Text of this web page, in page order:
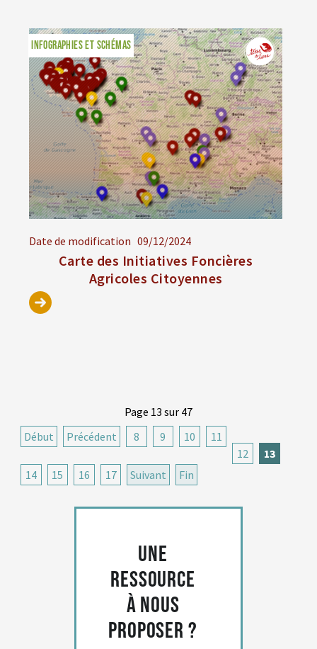
Date de modification 09/12/2024
Carte des Initiatives Foncières
Agricoles Citoyennes
INFOGRAPHIES ET SCHÉMAS
Page 13 sur 47
Début
Précédent 8 9 10
11
12
13
14
15 16 17 Suivant Fin
Une
ressource
à nous
proposer ?